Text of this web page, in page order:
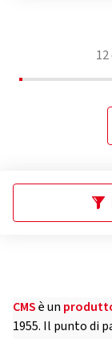
12
CMSè un
1955. Il punto di